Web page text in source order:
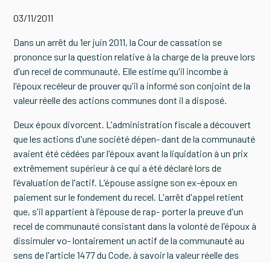
03/11/2011
Dans un arrêt du 1er juin 2011, la Cour de cassation se
prononce sur la question relative à la charge de la preuve lors
d'un recel de communauté. Elle estime qu'il incombe à
l'époux recéleur de prouver qu'il a informé son conjoint de la
valeur réelle des actions communes dont il a disposé.
Deux époux divorcent. L'administration fiscale a découvert
que les actions d'une société dépen- dant de la communauté
avaient été cédées par l'époux avant la liquidation à un prix
extrêmement supérieur à ce qui a été déclaré lors de
l'évaluation de l'actif. L'épouse assigne son ex-époux en
paiement sur le fondement du recel. L'arrêt d'appel retient
que, s'il appartient à l'épouse de rap- porter la preuve d'un
recel de communauté consistant dans la volonté de l'époux à
dissimuler vo- lontairement un actif de la communauté au
sens de l'article 1477 du Code, à savoir la valeur réelle des